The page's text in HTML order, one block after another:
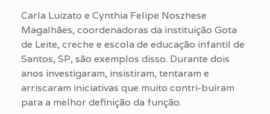
Carla Luizato e Cynthia Felipe Noszhese
Magalhães, coordenadoras da instituição Gota
de Leite, creche e escola de educação infantil de
Santos, SP, são exemplos disso. Durante dois
anos investigaram, insistiram, tentaram e
arriscaram iniciativas que muito contri-buíram
para a melhor definição da função.